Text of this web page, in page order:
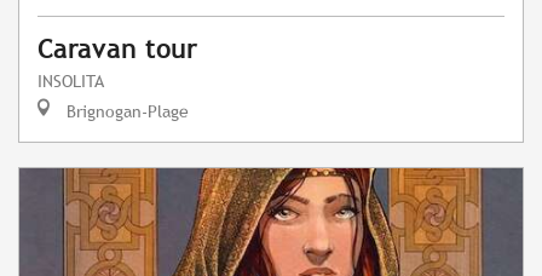
Caravan tour
INSOLITA
Brignogan-Plage